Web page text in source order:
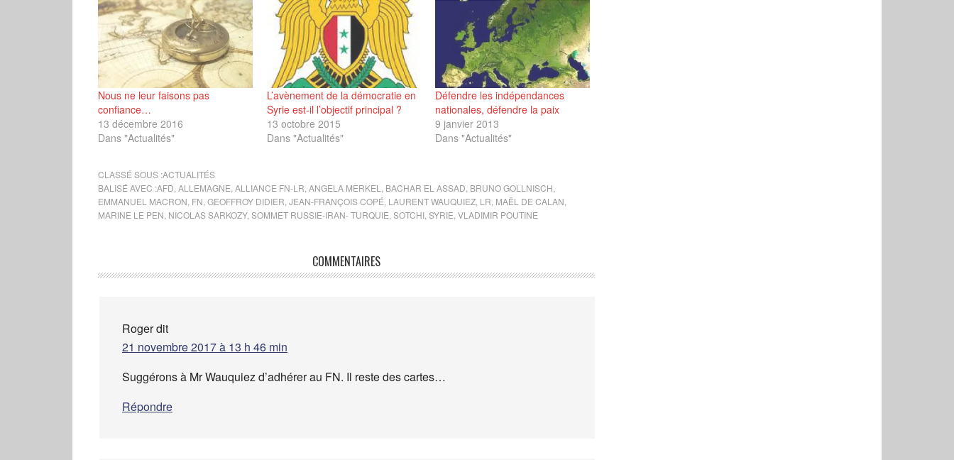
Nous ne leur faisons pas
confiance…
13 décembre 2016
Dans "Actualités"
L’avènement de la démocratie en
Syrie est-il l’objectif principal ?
13 octobre 2015
Dans "Actualités"
Défendre les indépendances
nationales, défendre la paix
9 janvier 2013
Dans "Actualités"
CLASSÉ SOUS :ACTUALITÉS
BALISÉ AVEC :AFD ALLEMAGNE ALLIANCE FN-LR ANGELA MERKEL BACHAR EL ASSAD BRUNO GOLLNISCH
EMMANUEL MACRON FN GEOFFROY DIDIER JEAN-FRANÇOIS COPÉ LAURENT WAUQUIEZ LR MAËL DE CALAN
MARINE LE PEN NICOLAS SARKOZY, SOMMET RUSSIE-IRAN- TURQUIE SOTCHI SYRIE VLADIMIR POUTINE
COMMENTAIRES
Rogerdit
21 novembre 2017 à 13 h 46 min
Suggérons à Mr Wauquiez d’adhérer au FN. Il reste des cartes…
Répondre